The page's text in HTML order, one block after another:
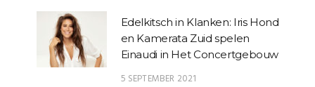
Edelkitsch in Klanken: Iris Hond
en Kamerata Zuid spelen
Einaudi in Het Concertgebouw
5 SEPTEMBER 2021